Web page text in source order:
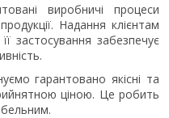
виробничі процеси
Надання клієнтам
застосування забезпечує
гарантовано якісні та
ціною. Це робить